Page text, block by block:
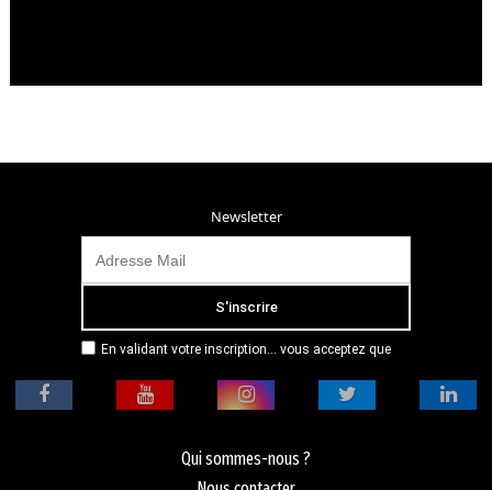
Newsletter
En validant votre inscription... vous acceptez que
adresse email dans le but de vous envoyer
mensuellement sa lettre d’informations. Pour plus
politique de confidentialité.
Qui sommes-nous ?